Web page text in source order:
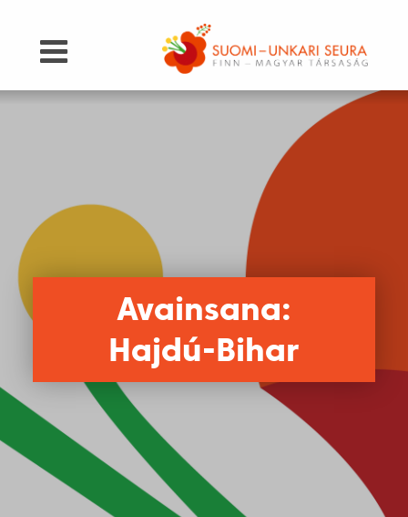
Avainsana:
Hajdú-Bihar